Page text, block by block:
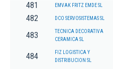
481 EMVAK FRITZ EMDE SL
482 DCO SERVOSISTEMAS SL
483
TECNICA DECORATIVA
CERAMICA SL
484
FIZ LOGISTICA Y
DISTRIBUCION SL